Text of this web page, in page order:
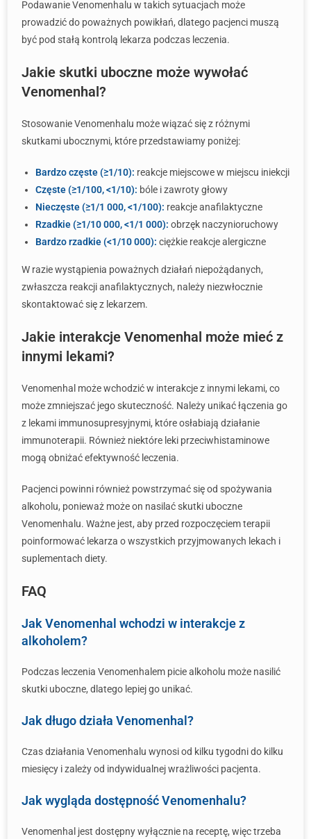
Podawanie Venomenhalu w takich sytuacjach może
prowadzić do poważnych powikłań, dlatego pacjenci muszą
być pod stałą kontrolą lekarza podczas leczenia.
Jakie skutki uboczne może wywołać
Venomenhal?
Stosowanie Venomenhalu może wiązać się z różnymi
skutkami ubocznymi, które przedstawiamy poniżej:
Bardzo częste (≥1/10): reakcje miejscowe w miejscu iniekcji
Częste (≥1/100, <1/10): bóle i zawroty głowy
Nieczęste (≥1/1 000, <1/100): reakcje anafilaktyczne
Rzadkie (≥1/10 000, <1/1 000): obrzęk naczynioruchowy
Bardzo rzadkie (<1/10 000): ciężkie reakcje alergiczne
W razie wystąpienia poważnych działań niepożądanych,
zwłaszcza reakcji anafilaktycznych, należy niezwłocznie
skontaktować się z lekarzem.
Jakie interakcje Venomenhal może mieć z
innymi lekami?
Venomenhal może wchodzić w interakcje z innymi lekami, co
może zmniejszać jego skuteczność. Należy unikać łączenia go
z lekami immunosupresyjnymi, które osłabiają działanie
immunoterapii. Również niektóre leki przeciwhistaminowe
mogą obniżać efektywność leczenia.
Pacjenci powinni również powstrzymać się od spożywania
alkoholu, ponieważ może on nasilać skutki uboczne
Venomenhalu. Ważne jest, aby przed rozpoczęciem terapii
poinformować lekarza o wszystkich przyjmowanych lekach i
suplementach diety.
FAQ
Jak Venomenhal wchodzi w interakcje z
alkoholem?
Podczas leczenia Venomenhalem picie alkoholu może nasilić
skutki uboczne, dlatego lepiej go unikać.
Jak długo działa Venomenhal?
Czas działania Venomenhalu wynosi od kilku tygodni do kilku
miesięcy i zależy od indywidualnej wrażliwości pacjenta.
Jak wygląda dostępność Venomenhalu?
Venomenhal jest dostępny wyłącznie na receptę, więc trzeba